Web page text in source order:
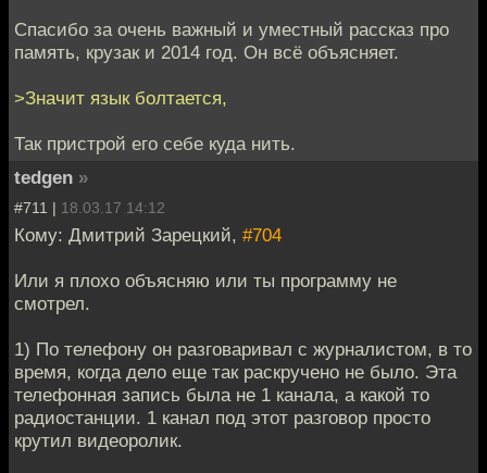
Спасибо за очень важный и уместный рассказ про
память, крузак и 2014 год. Он всё объясняет.
>Значит язык болтается,
Так пристрой его себе куда нить.
tedgen »
#711 | 18.03.17 14:12
Кому: Дмитрий Зарецкий, #704
Или я плохо объясняю или ты программу не
смотрел.
1) По телефону он разговаривал с журналистом, в то
время, когда дело еще так раскручено не было. Эта
телефонная запись была не 1 канала, а какой то
радиостанции. 1 канал под этот разговор просто
крутил видеоролик.